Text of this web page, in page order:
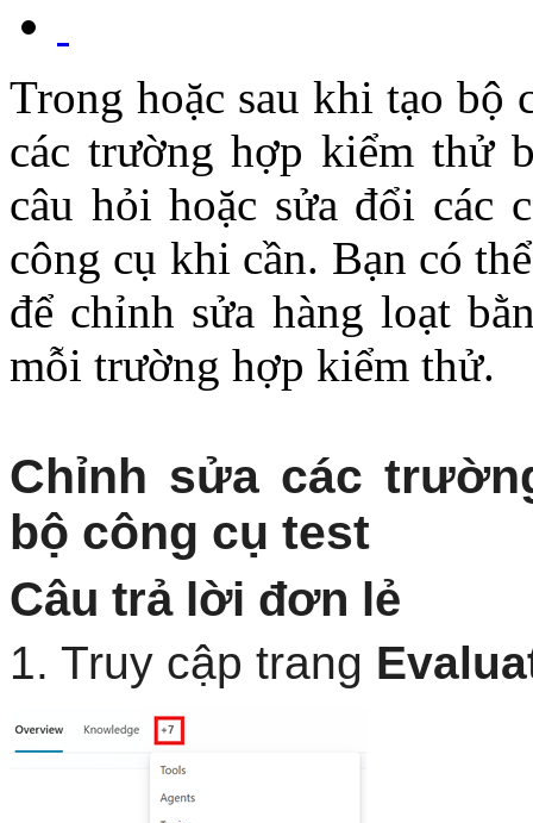
Trong hoặc sau khi tạo bộ
các trường hợp kiểm thử
câu hỏi hoặc sửa đổi các
công cụ khi cần. Bạn có
để chỉnh sửa hàng loạt
mỗi trường hợp kiểm thử.
Chỉnh sửa các
bộ công cụ test
Câu trả lời đơn lẻ
1. Truy cập trang